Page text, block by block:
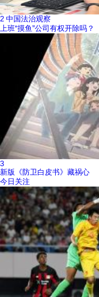
2 中国法治观察
上班“摸鱼”公司有权开除吗？
3
新版《防卫白皮书》藏祸心
今日关注